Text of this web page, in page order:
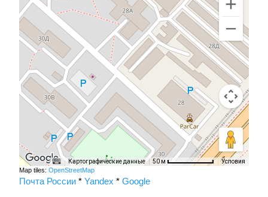
Картографические данные 50 м Условия
Map tiles: OpenStreetMap
Почта России * Yandex * Google